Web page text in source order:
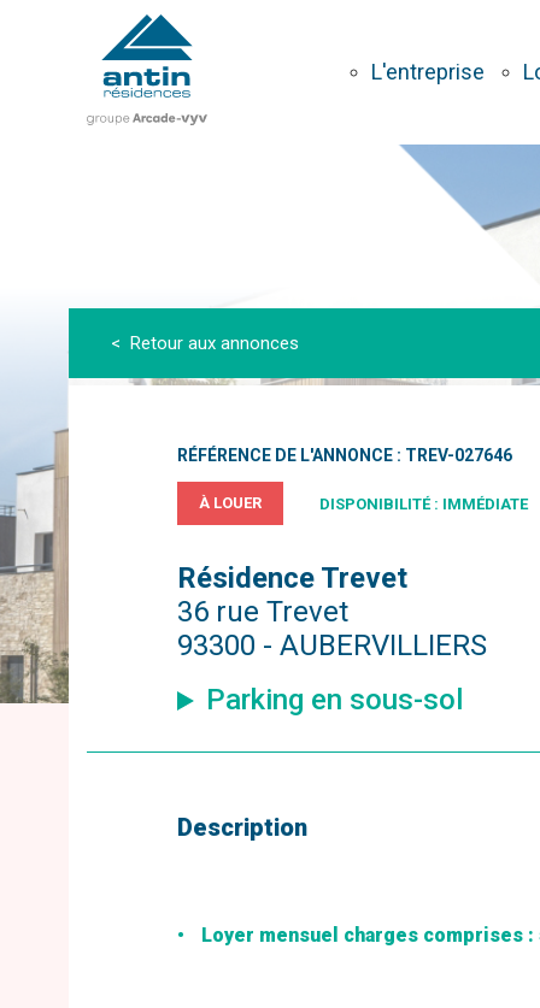
L'entreprise
< Retour aux annonces
RÉFÉRENCE DE L'ANNONCE : TREV-027646
À LOUER DISPONIBILITÉ : IMMÉDIATE
Résidence Trevet
36 rue Trevet
93300 - AUBERVILLIERS
Parking en sous-sol
Description
Loyer mensuel charges comprises :